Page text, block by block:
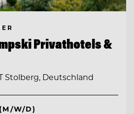
Privathotels &
Stolberg, Deutschland
W/D)